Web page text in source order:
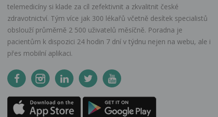
telemedicíny si klade za cíl zefektivnit a zkvalitnit české
zdravotnictví. Tým více jak 300 lékařů včetně desítek specialistů
obslouží průměrně 2 500 uživatelů měsíčně. Poradna je
pacientům k dispozici 24 hodin 7 dní v týdnu nejen na webu, ale i
přes mobilní aplikaci.